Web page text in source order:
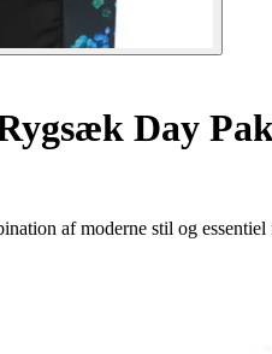
Day
af moderne stil og